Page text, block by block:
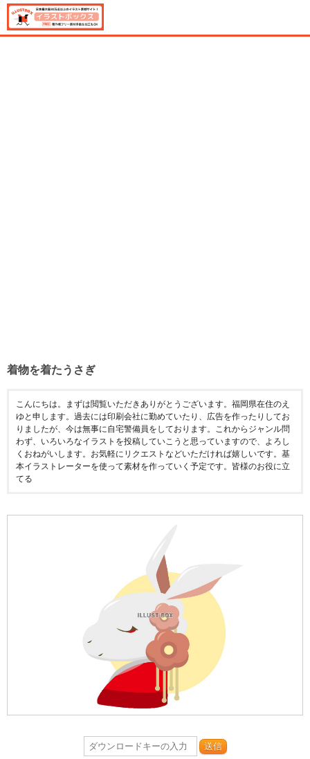
着物を着たうさぎ
こんにちは。まずは閲覧いただきありがとうございます。福岡県在住のえ
ゆと申します。過去には印刷会社に勤めていたり、広告を作ったりしてお
りましたが、今は無事に自宅警備員をしております。これからジャンル問
わず、いろいろなイラストを投稿していこうと思っていますので、よろし
くおねがいします。お気軽にリクエストなどいただければ嬉しいです。基
本イラストレーターを使って素材を作っていく予定です。皆様のお役に立
てる
送信